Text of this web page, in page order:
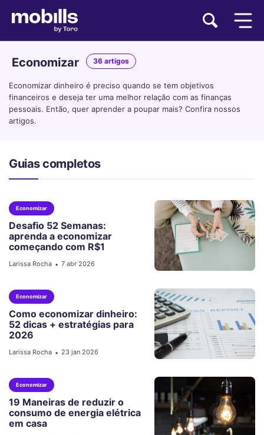
Economizar 36 artigos
Economizar dinheiro é preciso quando se tem objetivos
financeiros e deseja ter uma melhor relação com as finanças
pessoais. Então, quer aprender a poupar mais? Confira nossos
artigos.
Guias completos
Economizar
Desafio 52 Semanas:
aprenda a economizar
começando com R$1
Larissa Rocha • 7 abr 2026
Economizar
Como economizar dinheiro:
52 dicas + estratégias para
2026
Larissa Rocha • 23 jan 2026
Economizar
19 Maneiras de reduzir o
consumo de energia elétrica
em casa